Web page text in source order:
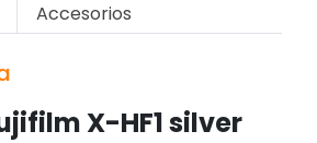
Accesorios
X-HF1 silver